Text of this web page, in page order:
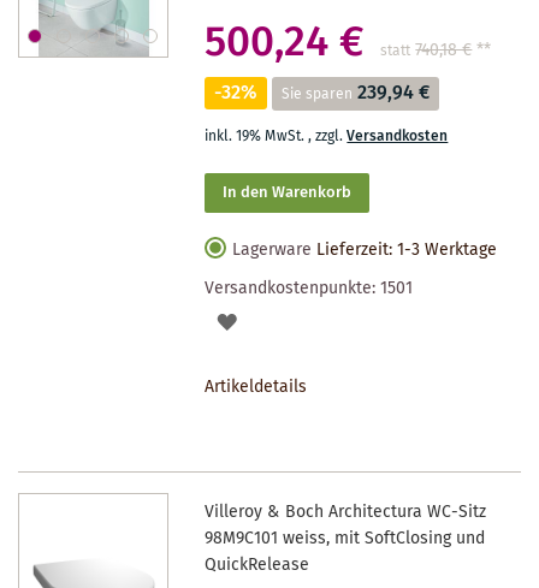
500,24 € statt 740,18 €**
-32% Sie sparen 239,94 €
inkl. 19% MwSt.,zzgl.Versandkosten
In den Warenkorb
Lagerware Lieferzeit: 1-3 Werktage
Versandkostenpunkte:1501
AUF
Artikeldetails
Villeroy & Boch Architectura WC-Sitz
98M9C101 weiss, mit SoftClosing und
QuickRelease